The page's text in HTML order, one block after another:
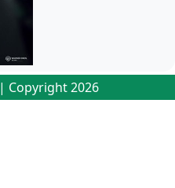
| Copyright 2026